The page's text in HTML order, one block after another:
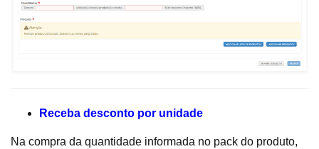
Receba desconto por unidade
Na compra da quantidade informada no pack do produto,